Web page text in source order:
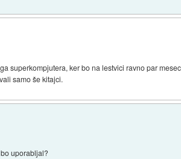
superkompjutera, ker bo na lestvici ravno par
samo še kitajci.
uporabljal?